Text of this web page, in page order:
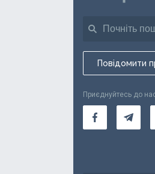
Повідомити
Приєднуйтесь до